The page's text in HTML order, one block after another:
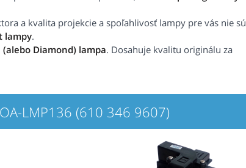
a kvalita projekcie a spoľahlivosť lampy pre vás nie sú
lampy.
Diamond) lampa. Dosahuje kvalitu originálu za
LMP136 (610 346 9607)